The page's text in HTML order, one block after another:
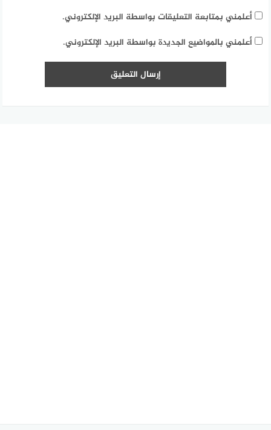
أعلمني بمتابعة التعليقات بواسطة البريد الإلكتروني.
أعلمني بالمواضيع الجديدة بواسطة البريد الإلكتروني.